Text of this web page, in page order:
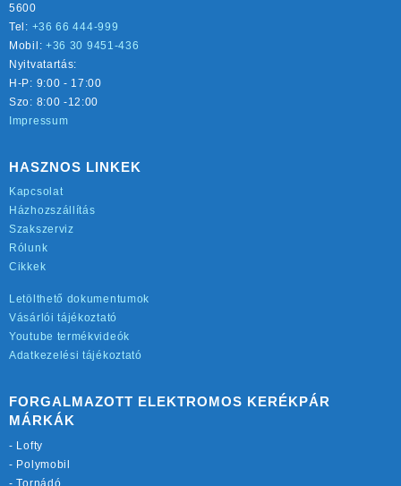
5600
Tel: +36 66 444-999
Mobil: +36 30 9451-436
Nyitvatartás:
H-P: 9:00 - 17:00
Szo: 8:00 -12:00
Impressum
HASZNOS LINKEK
Kapcsolat
Házhozszállítás
Szakszerviz
Rólunk
Cikkek
Letölthető dokumentumok
Vásárlói tájékoztató
Youtube termékvideók
Adatkezelési tájékoztató
FORGALMAZOTT ELEKTROMOS KERÉKPÁR
MÁRKÁK
- Lofty
- Polymobil
-Tornádó